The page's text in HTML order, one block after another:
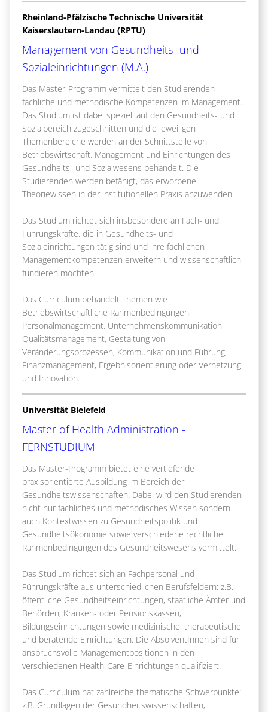
Rheinland-Pfälzische Technische Universität
Kaiserslautern-Landau (RPTU)
Management von Gesundheits- und
Sozialeinrichtungen (M.A.)
Das Master-Programm vermittelt den Studierenden
fachliche und methodische Kompetenzen im Management.
Das Studium ist dabei speziell auf den Gesundheits- und
Sozialbereich zugeschnitten und die jeweiligen
Themenbereiche werden an der Schnittstelle von
Betriebswirtschaft, Management und Einrichtungen des
Gesundheits- und Sozialwesens behandelt. Die
Studierenden werden befähigt, das erworbene
Theoriewissen in der institutionellen Praxis anzuwenden.
Das Studium richtet sich insbesondere an Fach- und
Führungskräfte, die in Gesundheits- und
Sozialeinrichtungen tätig sind und ihre fachlichen
Managementkompetenzen erweitern und wissenschaftlich
fundieren möchten.
Das Curriculum behandelt Themen wie
Betriebswirtschaftliche Rahmenbedingungen,
Personalmanagement, Unternehmenskommunikation,
Qualitätsmanagement, Gestaltung von
Veränderungsprozessen, Kommunikation und Führung,
Finanzmanagement, Ergebnisorientierung oder Vernetzung
und Innovation.
Universität Bielefeld
Master of Health Administration -
FERNSTUDIUM
Das Master-Programm bietet eine vertiefende
praxisorientierte Ausbildung im Bereich der
Gesundheitswissenschaften. Dabei wird den Studierenden
nicht nur fachliches und methodisches Wissen sondern
auch Kontextwissen zu Gesundheitspolitik und
Gesundheitsökonomie sowie verschiedene rechtliche
Rahmenbedingungen des Gesundheitswesens vermittelt.
Das Studium richtet sich an Fachpersonal und
Führungskräfte aus unterschiedlichen Berufsfeldern: z.B.
öffentliche Gesundheitseinrichtungen, staatliche Ämter und
Behörden, Kranken- oder Pensionskassen,
Bildungseinrichtungen sowie medizinische, therapeutische
und beratende Einrichtungen. Die AbsolventInnen sind für
anspruchsvolle Managementpositionen in den
verschiedenen Health-Care-Einrichtungen qualifiziert.
Das Curriculum hat zahlreiche thematische Schwerpunkte:
z.B. Grundlagen der Gesundheitswissenschaften,